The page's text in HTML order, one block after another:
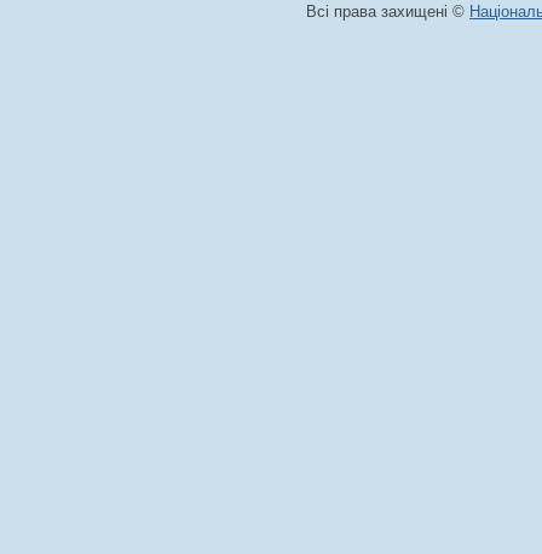
Всі права захищені ©